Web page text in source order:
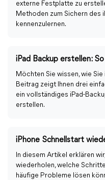
externe Festplatte zu
Methoden zum Sichern des
kennenzulernen.
iPad Backup erstellen:
Möchten Sie wissen, wie
Beitrag zeigt Ihnen drei
ein vollständiges iPad-
erstellen.
iPhone Schnellstart
In diesem Artikel erklären
wiederholen, welche
häufige Probleme lösen